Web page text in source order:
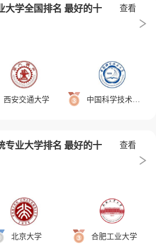
大学全国排名 最好的十 查看
西安交通大学 中国科学技术大学
专业大学排名 最好的十 查看
北京大学 合肥工业大学